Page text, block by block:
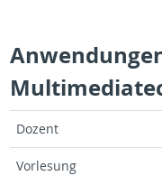
Dozent
Vor­lesung